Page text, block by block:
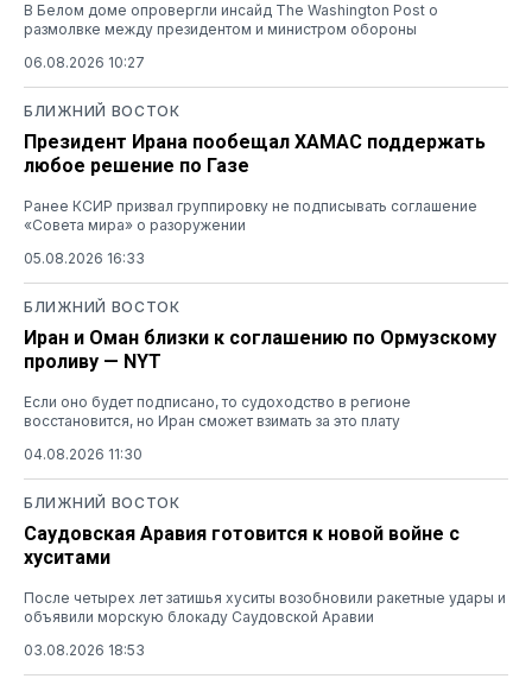
В Белом доме опровергли инсайд The Washington Post о
размолвке между президентом и министром обороны
06.08.2026 10:27
БЛИЖНИЙ ВОСТОК
Президент Ирана пообещал ХАМАС поддержать
любое решение по Газе
Ранее КСИР призвал группировку не подписывать соглашение
«Совета мира» о разоружении
05.08.2026 16:33
БЛИЖНИЙ ВОСТОК
Иран и Оман близки к соглашению по Ормузскому
проливу — NYT
Если оно будет подписано, то судоходство в регионе
восстановится, но Иран сможет взимать за это плату
04.08.2026 11:30
БЛИЖНИЙ ВОСТОК
Саудовская Аравия готовится к новой войне с
хуситами
После четырех лет затишья хуситы возобновили ракетные удары и
объявили морскую блокаду Саудовской Аравии
03.08.2026 18:53